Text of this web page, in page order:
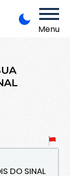
Menu
DO SINAL